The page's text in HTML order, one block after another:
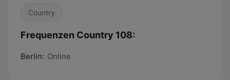
Country
Frequenzen Country 108:
Berlin: Online